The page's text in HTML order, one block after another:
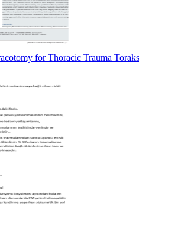
for Thoracic Trauma Toraks